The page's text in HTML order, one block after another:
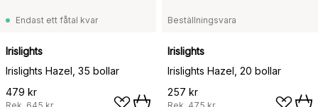
Endast ett fåtal kvar
Irislights
Irislights Hazel, 35 bollar
479 kr
Beställningsvara
Irislights
Irislights Hazel, 20 bollar
257 kr